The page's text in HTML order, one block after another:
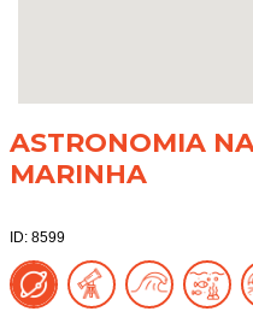
ASTRONOMIA
MARINHA
ID: 8599